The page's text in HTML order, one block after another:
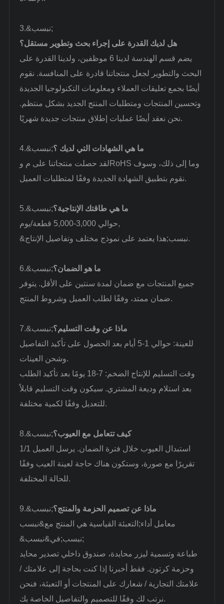
3.&نبسب;
هل لديك القدرة على إجراء بحث وتطوير مستقل؟
يضم قسم الهندسة لدينا 6 موظفين، ولدينا القدرة على
البحث والتطوير لجعل منتجاتنا قادرة على المنافسة. نقوم
أيضًا بجمع تعليقات العملاء ومعلومات التكنولوجيا الجديدة
وتحسين المنتجات ومتطلبات المنتج الجديد بشكل منتظم.
نحن نعقد أيضًا عمليات إطلاق منتجات جديدة شهريًا.
4.&نبسب;ما هي الشهادات التي لديك ؟
لقد حصلت منتجاتنا على م وRoHS وما إلى ذلك، وسوف
نقوم بتطبيق الشهادة الجديدة وفقًا لمتطلبات العميل.
5.&نبسب;ما هي طاقتك الإنتاجية؟
حوالي 3,000-5,000 قطعة/يوم,
&نبسب;هذا يعتمد على نموذج مختلف وتفاصيل الإنتاج.
6.&نبسب;ما هو الضمان؟
جميع المنتجات مع ضمان لمدة سنتين على الأقل. يتوفر
ضمان ممتد، وفقًا لطلب العميل وشروط المنتج.
7.&نبسب;ماذا عن وقت التسليم؟
للعينة: حوالي 1-5 أيام بعد الحصول على تأكيد التفاصيل
وشحن العينات.
وقت التسليم للإنتاج الضخم: 7-18 يومًا بعد تأكيد الطلب
بعد استلام وديعة المشتري. سيكون وقت التسليم قابلاً
للتعديل وفقًا لكمية مختلفة.
8.&نبسب;كيف تتعامل مع العيوب؟
1/1 استبدال العيوب خلال فترة الضمان. يرسل العميل
تقريرًا مع صورة، وستكون هناك حاجة لعينة العيب وفقًا
للحالة المختلفة.
9.&نبسب;ماذا عن تصميم الحزمة والمنتج؟
التعبئة القياسية هي المنتج مع&نبسب;أداء معامل
&نبسب;في&نبسب;
طباعة وتسمية ليزر محايدة، صندوق داخلي تصدير محايد
وحزمة كرتون. فقط أخبرنا إذا كنت بحاجة إلى علامتك /
علامتك التجارية / شعارك على المنتجات أو التعبئة، فنحن
نرتب لك وفقًا للتصميم والتفاصيل الخاصة بك.